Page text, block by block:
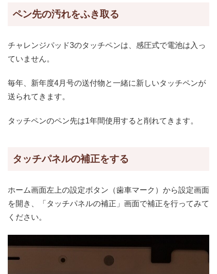
ペン先の汚れをふき取る
チャレンジパッド3のタッチペンは、感圧式で電池は入っ
ていません。
毎年、新年度4月号の送付物と一緒に新しいタッチペンが
送られてきます。
タッチペンのペン先は1年間使用すると削れてきます。
タッチパネルの補正をする
ホーム画面左上の設定ボタン（歯車マーク）から設定画面
を開き、「タッチパネルの補正」画面で補正を行ってみて
ください。